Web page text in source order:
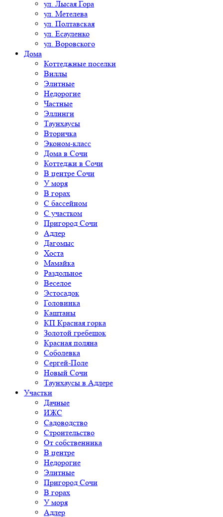
ул. Лысая Гора
ул. Метелева
ул. Полтавская
ул. Есауленко
ул. Воровского
Дома
Коттеджные поселки
Виллы
Элитные
Недорогие
Частные
Эллинги
Таунхаусы
Вторичка
Эконом-класс
Дома в Сочи
Коттеджи в Сочи
В центре Сочи
У моря
В горах
С бассейном
С участком
Пригород Сочи
Адлер
Дагомыс
Хоста
Мамайка
Раздольное
Веселое
Эстосадок
Головинка
Каштаны
КП Красная горка
Золотой гребешок
Красная поляна
Соболевка
Сергей-Поле
Новый Сочи
Таунхаусы в Адлере
Участки
Дачные
ИЖС
Садоводство
Строительство
От собственника
В центре
Недорогие
Элитные
Пригород Сочи
В горах
У моря
Адлер